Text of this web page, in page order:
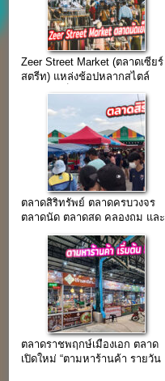
Zeer Street Market (ตลาดเซียร์
สตรีท) แหล่งช้อปหลากสไตล์
ตลาดนัดเย็นทำเลห้างดัง
ตลาดสิริทรัพย์ ตลาดครบวงจร
ตลาดนัด ตลาดสด คลองถม และ
ศูนย์อาหาร ใกล้วัดธรรมสุขใจ
ตลาดราชพฤกษ์เมืองเอก ตลาด
เปิดใหม่ “ตามหาร้านค้า รายวัน